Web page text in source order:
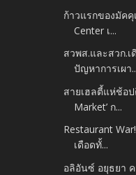
ก้าวแรกของมัคคุ
Center เ...
สวพส.และสวก.
ปัญหาการเผา
สายเฮลตี้แห่ช้อป
Market’ ก...
Restaurant
เดือดทั้...
อลิอันซ์ อยุธยา ค